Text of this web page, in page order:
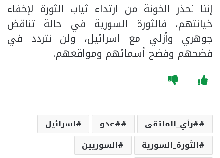
إننا نحذر الخونة من ارتداء ثياب الثورة لإخفاء
خيانتهم، فالثورة السورية في حالة تناقض
جوهري وأزلي مع اسرائيل، ولن نتردد في
فضحهم وفضح أسمائهم ومواقعهم.
#رأي_الملتقى #عدو
اسرائيل
الثورة_السورية
السوريين